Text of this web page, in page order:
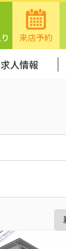
来店予約
求人情報